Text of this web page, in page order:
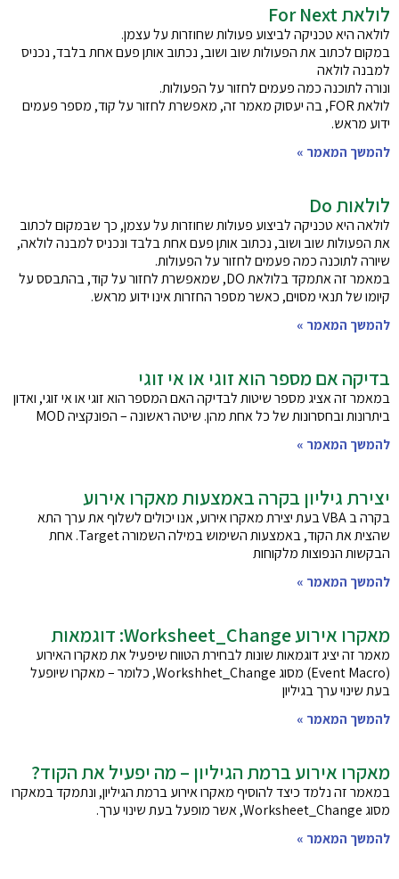
לולאת For Next
לולאה היא טכניקה לביצוע פעולות שחוזרות על עצמן.
במקום לכתוב את הפעולות שוב ושוב, נכתוב אותן פעם אחת בלבד, נכניס
למבנה לולאה
ונורה לתוכנה כמה פעמים לחזור על הפעולות.
לולאת FOR, בה יעסוק מאמר זה, מאפשרת לחזור על קוד, מספר פעמים
ידוע מראש.
להמשך המאמר »
לולאות Do
לולאה היא טכניקה לביצוע פעולות שחוזרות על עצמן, כך שבמקום לכתוב
את הפעולות שוב ושוב, נכתוב אותן פעם אחת בלבד ונכניס למבנה לולאה,
שיורה לתוכנה כמה פעמים לחזור על הפעולות.
במאמר זה אתמקד בלולאת DO, שמאפשרת לחזור על קוד, בהתבסס על
קיומו של תנאי מסוים, כאשר מספר החזרות אינו ידוע מראש.
להמשך המאמר »
בדיקה אם מספר הוא זוגי או אי זוגי
במאמר זה אציג מספר שיטות לבדיקה האם המספר הוא זוגי או אי זוגי, ואדון
ביתרונות ובחסרונות של כל אחת מהן. שיטה ראשונה – הפונקציה MOD
להמשך המאמר »
יצירת גיליון בקרה באמצעות מאקרו אירוע
בקרה ב VBA בעת יצירת מאקרו אירוע, אנו יכולים לשלוף את ערך התא
שהצית את הקוד, באמצעות השימוש במילה השמורה Target. אחת
הבקשות הנפוצות מלקוחות
להמשך המאמר »
מאקרו אירוע Worksheet_Change: דוגמאות
מאמר זה יציג דוגמאות שונות לבחירת הטווח שיפעיל את מאקרו האירוע
(Event Macro) מסוג Workshhet_Change, כלומר – מאקרו שיופעל
בעת שינוי ערך בגיליון
להמשך המאמר »
מאקרו אירוע ברמת הגיליון – מה יפעיל את הקוד?
במאמר זה נלמד כיצד להוסיף מאקרו אירוע ברמת הגיליון, ונתמקד במאקרו
מסוג Worksheet_Change, אשר מופעל בעת שינוי ערך.
להמשך המאמר »